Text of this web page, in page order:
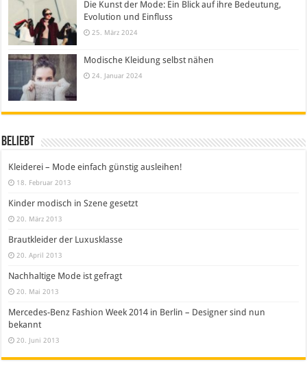
Die Kunst der Mode: Ein Blick auf ihre Bedeutung,
Evolution und Einfluss
25. März 2024
Modische Kleidung selbst nähen
24. Januar 2024
Beliebt
Kleiderei – Mode einfach günstig ausleihen!
18. Februar 2013
Kinder modisch in Szene gesetzt
20. März 2013
Brautkleider der Luxusklasse
20. April 2013
Nachhaltige Mode ist gefragt
20. Mai 2013
Mercedes-Benz Fashion Week 2014 in Berlin – Designer sind nun
bekannt
20. Juni 2013